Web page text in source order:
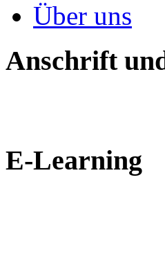
Über uns
Anschrift
E-Learning